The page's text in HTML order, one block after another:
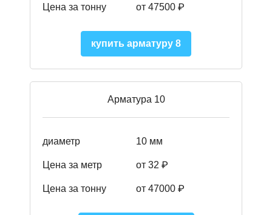
Цена за тонну от 47500 ₽
купить арматуру 8
Арматура 10
диаметр 10 мм
Цена за метр от 32 ₽
Цена за тонну от 47000 ₽